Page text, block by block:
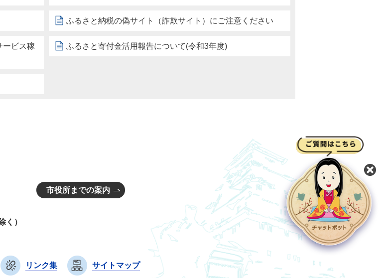
ふるさと納税の偽サイト（詐欺サイト）にご注意ください
ービス稼
ふるさと寄付金活用報告について(令和3年度)
く）
市役所までの案内
リンク集 サイトマップ